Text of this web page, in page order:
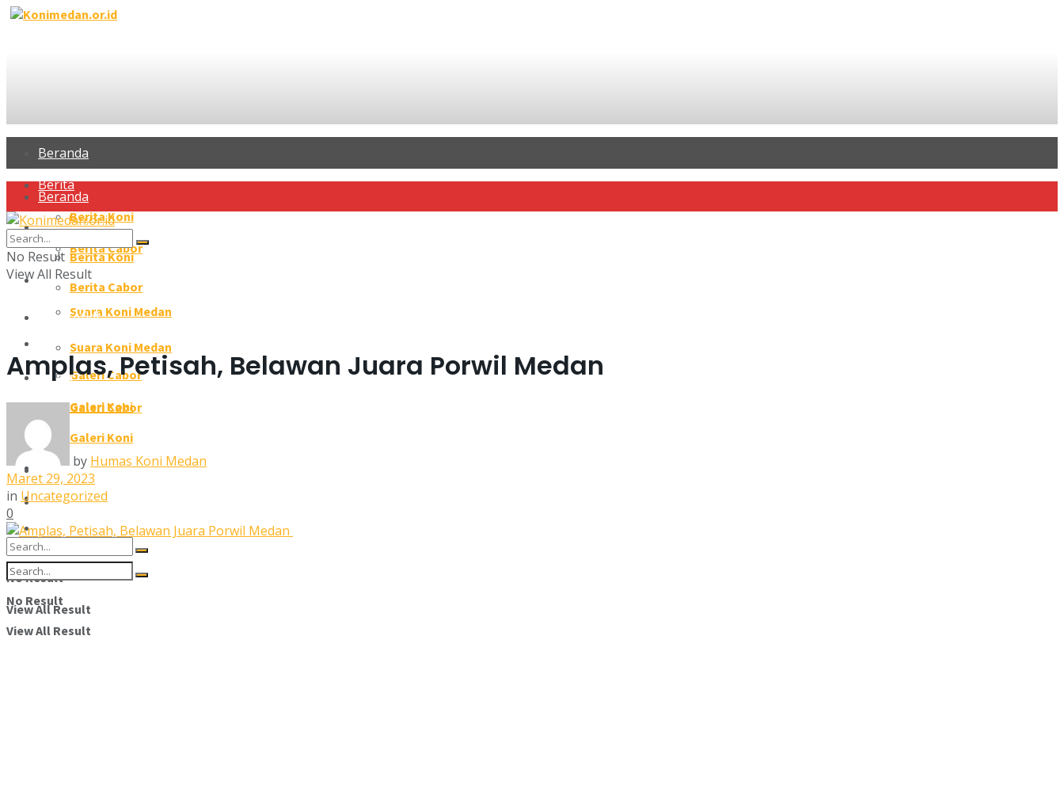
Beranda
Berita
Berita Koni
Berita Cabor
Profil Atlet
Suara Koni Medan
Galeri
Galeri Cabor
Galeri Koni
Pengcab/Pengkot
Susunan Pengurus
Kontak Kami
No Result
View All Result
Beranda
Berita
Berita Koni
Berita Cabor
Profil Atlet
Suara Koni Medan
Galeri
Galeri Cabor
Galeri Koni
Pengcab/Pengkot
Susunan Pengurus
Kontak Kami
No Result
View All Result
No Result
View All Result
Amplas, Petisah, Belawan Juara Porwil Medan
by Humas Koni Medan
Maret 29, 2023
in Uncategorized
0